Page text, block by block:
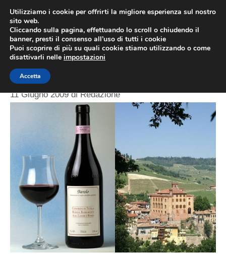
contenuto
Barolo D.O.C.G.
11 Giugno 2009 diRedazione
Utilizziamo i cookie per offrirti la migliore esperienza sul nostro
sito web.
Cliccando sulla pagina, effettuando lo scroll o chiudendo il
banner, presti il consenso all’uso di tutti i cookie
Puoi scoprire di più su quali cookie stiamo utilizzando o come
disattivarli nelle impostazioni
Accetta